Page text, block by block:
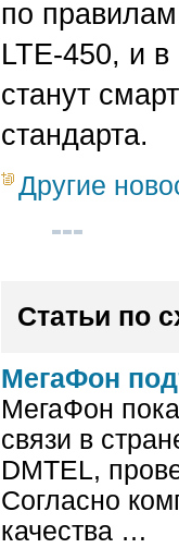
по
LTE-450, и
станут
стандарта.
Другие
Статьи по
МегаФон
МегаФон
связи в
DMTEL,
Согласно
качества …